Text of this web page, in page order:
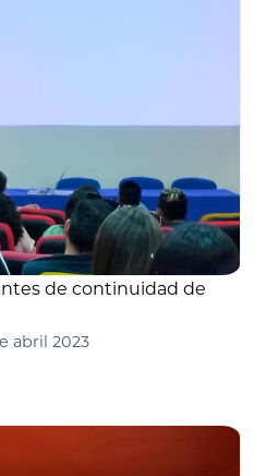
de continuidad de
abril 2023